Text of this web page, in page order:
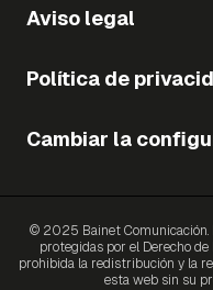
Aviso legal
Política de
Cambiar la
© 2025 Bainet Comunicación.
protegidas por el Derecho
prohibida la redistribución y la
esta web sin su